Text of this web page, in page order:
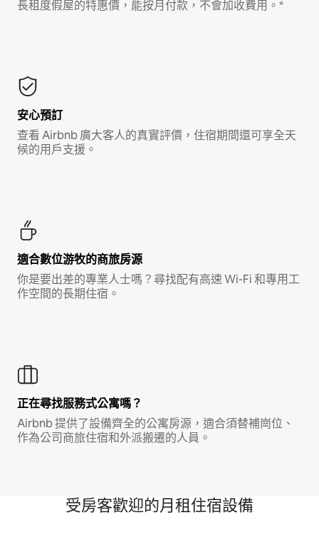
長租度假屋的特惠價，能按月付款，不會加收費用。*
安心預訂
查看 Airbnb 廣大客人的真實評價，住宿期間還可享全天
候的用戶支援。
適合數位游牧的商旅房源
你是要出差的專業人士嗎？尋找配有高速 Wi-Fi 和專用工
作空間的長期住宿。
正在尋找服務式公寓嗎？
Airbnb 提供了設備齊全的公寓房源，適合須替補崗位、
作為公司商旅住宿和外派搬遷的人員。
受房客歡迎的月租住宿設備